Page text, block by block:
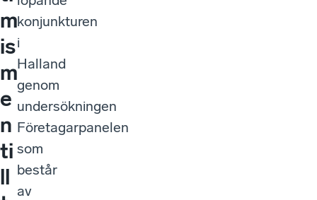
m
is
m
e
n
ti
ll
konjunkturen
i
Halland
genom
undersökningen
Företagarpanelen
som
består
av